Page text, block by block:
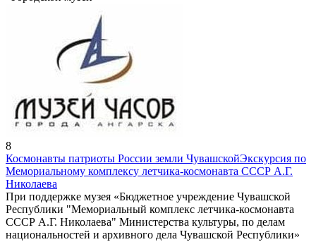
8
Космонавты патриоты России земли ЧувашскойЭкскурсия по
Мемориальному комплексу летчика-космонавта СССР А.Г.
Николаева
При поддержке музея «Бюджетное учреждение Чувашской
Республики "Мемориальный комплекс летчика-космонавта
СССР А.Г. Николаева" Министерства культуры, по делам
национальностей и архивного дела Чувашской Республики»